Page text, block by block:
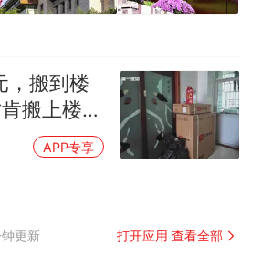
，搬到楼
搬上楼！
APP专享
更新 打开应用 查看全部